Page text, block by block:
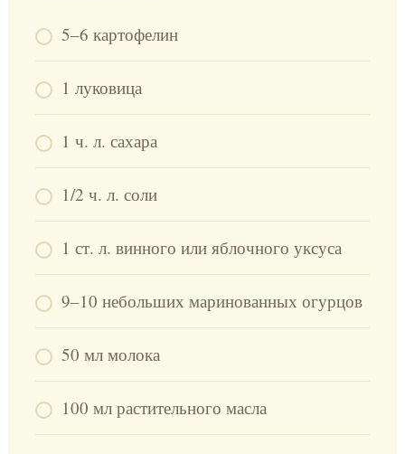
5–6 картофелин
1 луковица
1 ч. л. сахара
1/2 ч. л. соли
1 ст. л. винного или яблочного уксуса
9–10 небольших маринованных огурцов
50 мл молока
100 мл растительного масла